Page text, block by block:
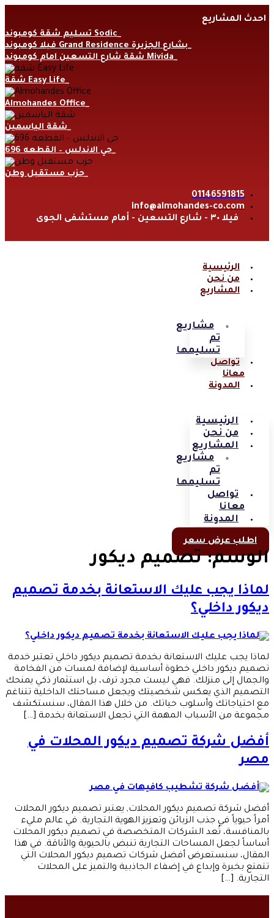
toاحدث المشاريع
تسليم شقة كومبوند Sodic
فيلا كومبوند Grand Residence بشارع الجزيرة
شقة شارع التسعين امام كومبوند Mivida
شقة Easy Life
Almohandes Office
شقة الياسمين
حي الاندلس – القطعه 696
حزب مستقبل وطن
01146591815
info@almohandes-co.com
فيلا ٣٠ - شارع التسعين - أمام مستشفى الجوى
الرئيسية
من نحن
المشاريع
مشاريع
تم
تسليمها
تواصل
معانا
المدونة
الرئيسية
من نحن
المشاريع
مشاريع
تم
تسليمها
تواصل
معانا
المدونة
اطلب عرض سعر
الوسم:تصميم ديكور
لماذا يجب عليك الاستعانة بخدمة تصميم
ديكور داخلي؟
لماذا يجب عليك الاستعانة بخدمة تصميم ديكور داخلي تعتبر خدمة
تصميم ديكور داخلي خطوة أساسية لإضافة لمسات من الفخامة
والجمال إلى منزلك. فهي ليست مجرد ترف، بل استثمار ذكي يمنحك
التصميم الذي يعكس شخصيتك ويجعل مساحتك الداخلية تتناغم
مع احتياجاتك وأسلوب حياتك. من خلال هذا المقال، سنستكشف
مجموعة من الأسباب المهمة التي تجعل الاستعانة بخدمة […]
أفضل شركة تصميم ديكور المحلات في
مصر
أفضل شركة تصميم ديكور المحلات, يعتبر تصميم ديكور المحلات
أمراً حيوياً في جذب الزبائن وتعزيز الهوية التجارية. في عالم مليء
بالمنافسة، تُعد الشركات المتخصصة في تصميم ديكور المحلات
أساساً لجعل المساحات التجارية تنبض بالحيوية والأناقة. في هذا
المقال، سنستعرض أفضل شركات تصميم ديكور المحلات التي
تتمتع بخبرة وإبداع في إضفاء الجاذبية والتميز على المحلات
التجارية. […]